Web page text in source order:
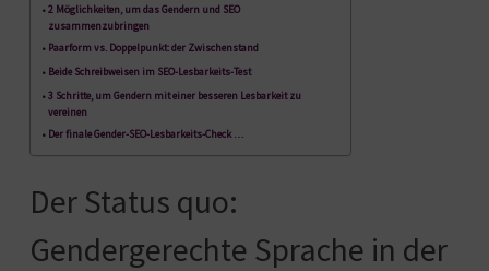
2 Möglichkeiten, um das Gendern und SEO
zusammenzubringen
Paarform vs. Doppelpunkt: der Zwischenstand
Beide Schreibweisen im SEO-Lesbarkeits-Test
3 Schritte, um Gendern mit einer besseren Lesbarkeit zu
vereinen
Der finale Gender-SEO-Lesbarkeits-Check …
Der Status quo:
Gendergerechte Sprache in der